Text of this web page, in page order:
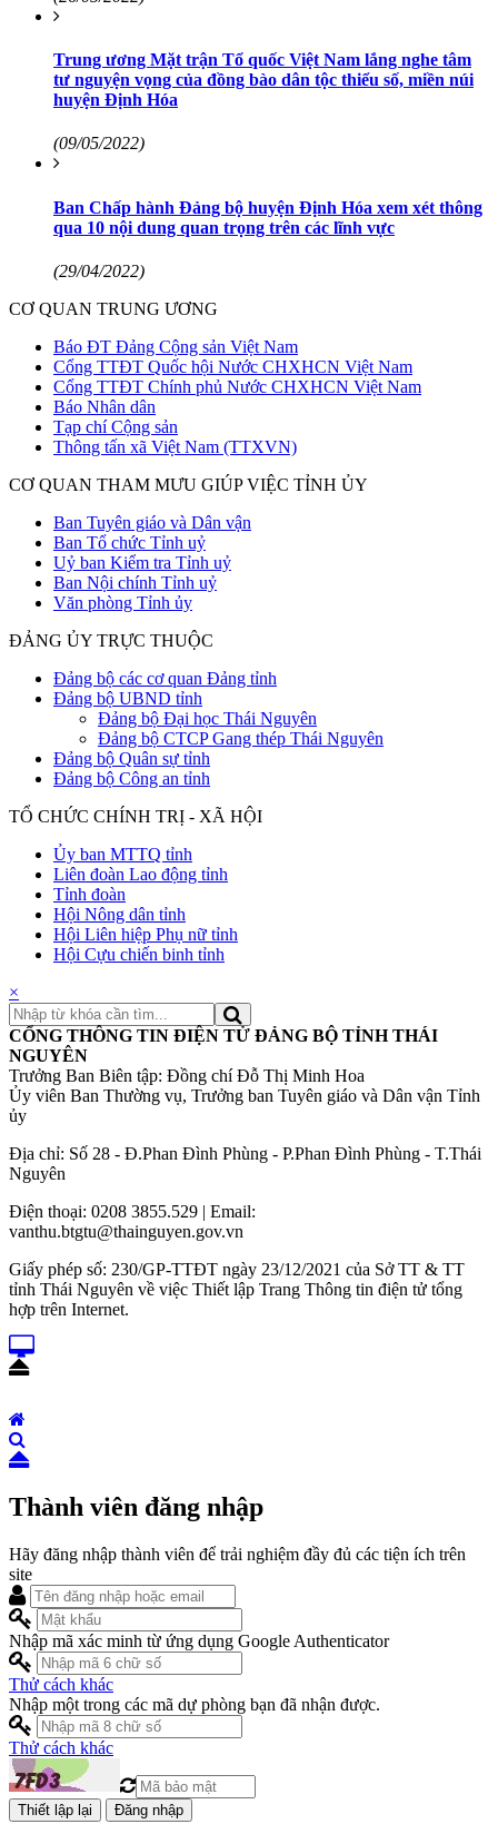
Trung ương Mặt trận Tổ quốc Việt Nam lắng nghe tâm
tư nguyện vọng của đồng bào dân tộc thiểu số, miền núi
huyện Định Hóa
(09/05/2022)
Ban Chấp hành Đảng bộ huyện Định Hóa xem xét thông
qua 10 nội dung quan trọng trên các lĩnh vực
(29/04/2022)
CƠ QUAN TRUNG ƯƠNG
Báo ĐT Đảng Cộng sản Việt Nam
Cổng TTĐT Quốc hội Nước CHXHCN Việt Nam
Cổng TTĐT Chính phủ Nước CHXHCN Việt Nam
Báo Nhân dân
Tạp chí Cộng sản
Thông tấn xã Việt Nam (TTXVN)
CƠ QUAN THAM MƯU GIÚP VIỆC TỈNH ỦY
Ban Tuyên giáo và Dân vận
Ban Tổ chức Tỉnh uỷ
Uỷ ban Kiểm tra Tỉnh uỷ
Ban Nội chính Tỉnh uỷ
Văn phòng Tỉnh ủy
ĐẢNG ỦY TRỰC THUỘC
Đảng bộ các cơ quan Đảng tỉnh
Đảng bộ UBND tỉnh
Đảng bộ Đại học Thái Nguyên
Đảng bộ CTCP Gang thép Thái Nguyên
Đảng bộ Quân sự tỉnh
Đảng bộ Công an tỉnh
TỔ CHỨC CHÍNH TRỊ - XÃ HỘI
Ủy ban MTTQ tỉnh
Liên đoàn Lao động tỉnh
Tỉnh đoàn
Hội Nông dân tỉnh
Hội Liên hiệp Phụ nữ tỉnh
Hội Cựu chiến binh tỉnh
×
CỔNG THÔNG TIN ĐIỆN TỬ ĐẢNG BỘ TỈNH THÁI
NGUYÊN
Trưởng Ban Biên tập: Đồng chí Đỗ Thị Minh Hoa
Ủy viên Ban Thường vụ, Trưởng ban Tuyên giáo và Dân vận Tỉnh
ủy
Địa chỉ: Số 28 - Đ.Phan Đình Phùng - P.Phan Đình Phùng - T.Thái
Nguyên
Điện thoại: 0208 3855.529 | Email:
vanthu.btgtu@thainguyen.gov.vn
Giấy phép số: 230/GP-TTĐT ngày 23/12/2021 của Sở TT & TT
tỉnh Thái Nguyên về việc Thiết lập Trang Thông tin điện tử tổng
hợp trên Internet.
Thành viên đăng nhập
Hãy đăng nhập thành viên để trải nghiệm đầy đủ các tiện ích trên
site
Nhập mã xác minh từ ứng dụng Google Authenticator
Thử cách khác
Nhập một trong các mã dự phòng bạn đã nhận được.
Thử cách khác
Đăng nhập